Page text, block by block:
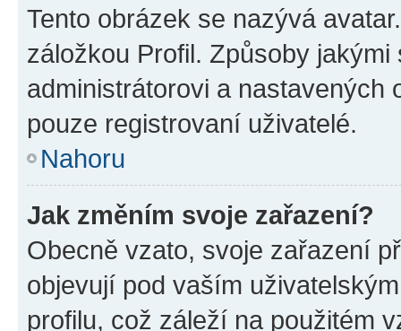
Tento obrázek se nazývá
záložkou Profil. Způsoby
administrátorovi a nastavených
pouze registrovaní uživatelé.
Nahoru
Jak změním svoje zařazení?
Obecně vzato, svoje zařazení
objevují pod vaším
profilu, což záleží na použitém